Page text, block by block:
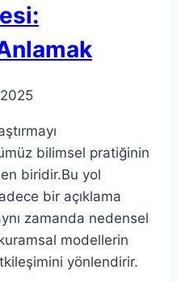
bilimsel pratiğinin
biridir.Bu yol
bir açıklama
zamanda nedensel
modellerin
yönlendirir.